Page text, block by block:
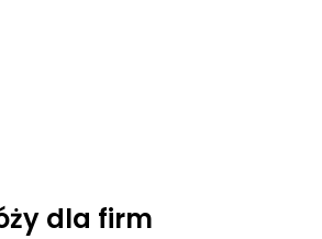
dla firm